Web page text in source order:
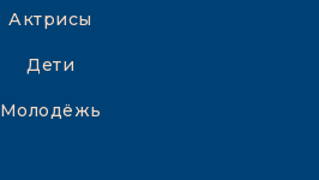
Актрисы
Дети
Молодёжь